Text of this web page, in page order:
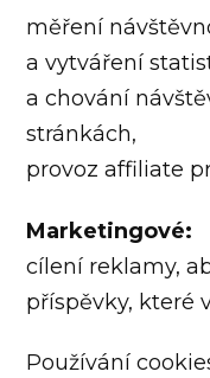
měření
a vytváření
a chování
stránkách,
provoz affiliate
Marketingové:
cílení reklamy,
příspěvky, které
Používání